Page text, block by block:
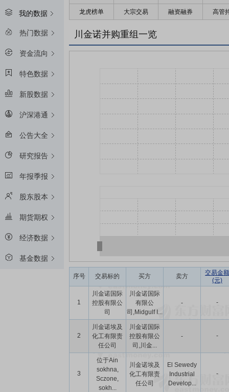
我的数据
热门数据
资金流向
特色数据
新股数据
沪深港通
公告大全
研究报告
年报季报
股东股本
期货期权
经济数据
基金数据
龙虎榜单 大宗交易 融资融券 高管
川金诺并购重组一览
序号 交易标的 买方 卖方
交易金额
(元)
1
川金诺国际
控股有限公
司
川金诺国际
有限公
司,Midgulf I...
- -
2
川金诺埃及
化工有限责
任公司
川金诺国际
控股有限公
司,川金...
- -
3
位于Ain
sokhna,
Sczone,
sokh...
川金诺埃及
化工有限责
任公司
El Sewedy
Industrial
Develop...
-